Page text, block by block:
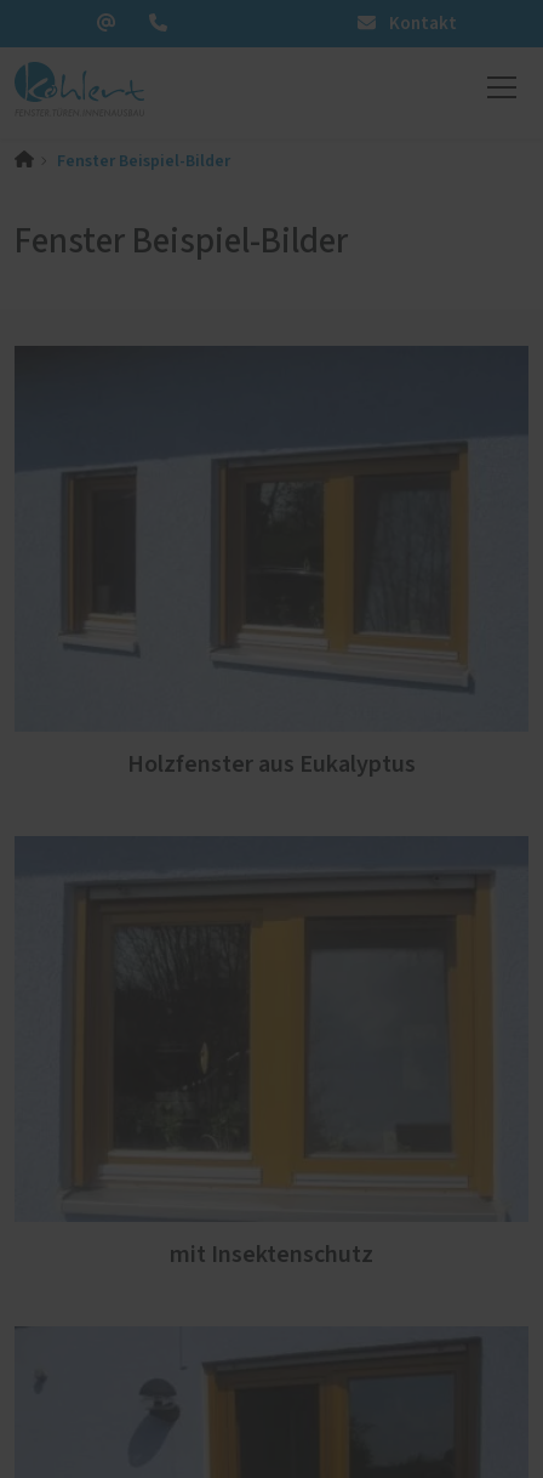
Kontakt
Fenster Beispiel-Bilder
Fenster Beispiel-Bilder
Holzfenster aus Eukalyptus
mit Insektenschutz